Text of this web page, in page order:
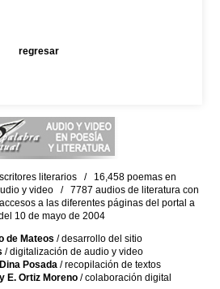
regresar
literarios / 16,458 poemas en
y video / 7787 audios de literatura con
a las diferentes páginas del portal a
10 de mayo de 2004
de Mateos / desarrollo del sitio
/ digitalización de audio y video
Posada/ recopilación de textos
E. Ortiz Moreno/ colaboración digital